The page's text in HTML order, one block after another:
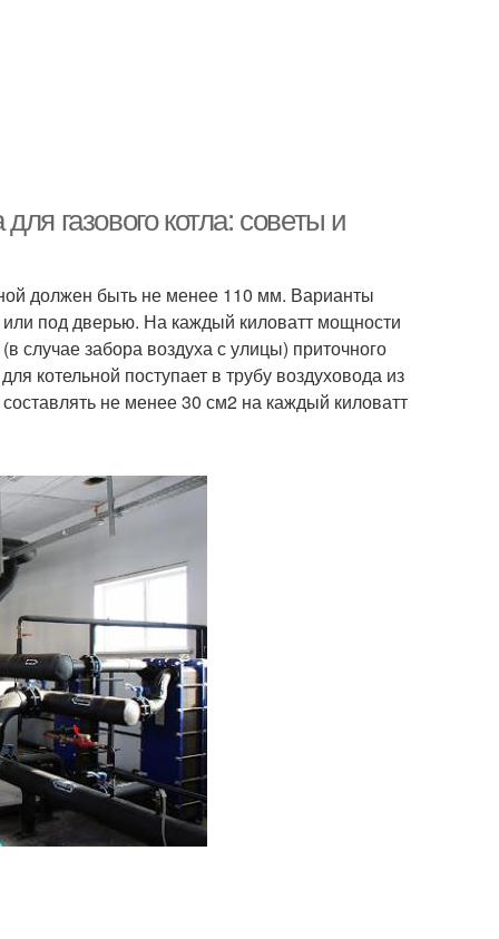
газового котла: советы и
должен быть не менее 110 мм. Варианты
под дверью. На каждый киловатт мощности
случае забора воздуха с улицы) приточного
котельной поступает в трубу воздуховода из
не менее 30 см2 на каждый киловатт